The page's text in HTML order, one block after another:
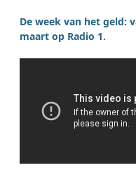
De week van het geld:
maart op Radio 1.